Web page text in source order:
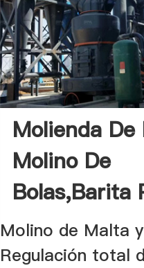
Molienda De
Molino De
Bolas,Barita
Molino de Malta
Regulación total